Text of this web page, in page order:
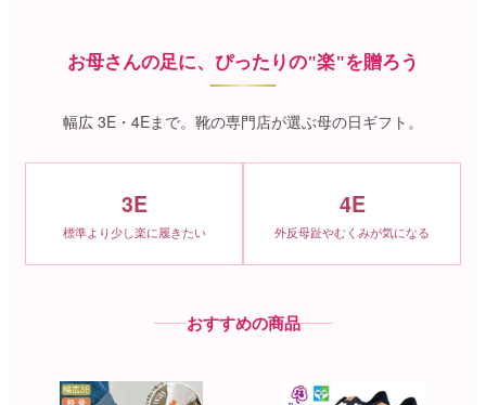
お母さんの足に、ぴったりの"楽"を贈ろう
幅広 3E・4Eまで。靴の専門店が選ぶ母の日ギフト。
3E
標準より少し楽に履きたい
4E
外反母趾やむくみが気になる
おすすめの商品